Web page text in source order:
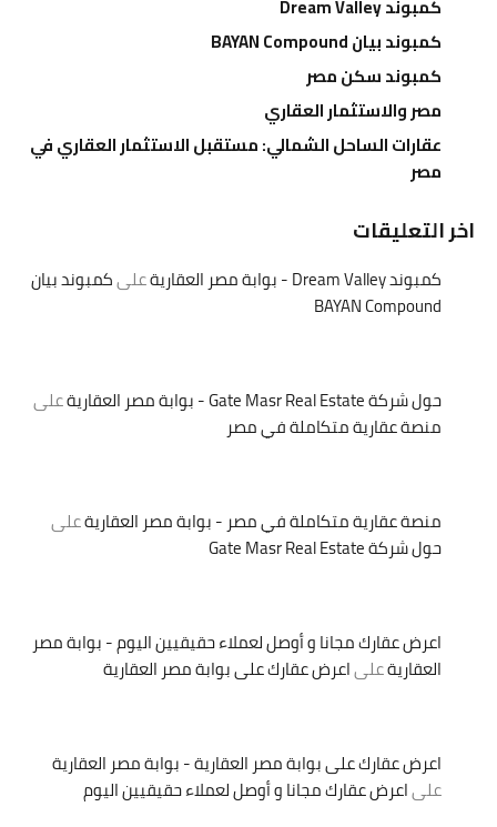
كمبوند Dream Valley
كمبوند بيان BAYAN Compound
كمبوند سكن مصر
مصر والاستثمار العقاري
عقارات الساحل الشمالي: مستقبل الاستثمار العقاري في
مصر
اخر التعليقات
كمبوند Dream Valley - بوابة مصر العقارية علىكمبوند بيان
BAYAN Compound
حول شركة Gate Masr Real Estate - بوابة مصر العقارية
على
منصة عقارية متكاملة في مصر
منصة عقارية متكاملة في مصر - بوابة مصر العقاريةعلى
حول شركة Gate Masr Real Estate
اعرض عقارك مجانا و أوصل لعملاء حقيقيين اليوم - بوابة مصر
العقاريةعلىاعرض عقارك على بوابة مصر العقارية
اعرض عقارك على بوابة مصر العقارية - بوابة مصر العقارية
علىاعرض عقارك مجانا و أوصل لعملاء حقيقيين اليوم